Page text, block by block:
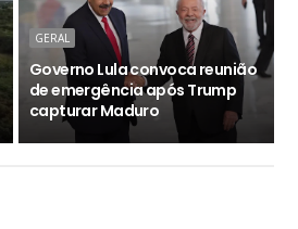
GERAL
Governo Lula convoca reunião
de emergência após Trump
capturar Maduro